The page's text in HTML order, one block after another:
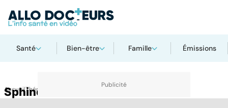
Santé Bien-être Famille Émissions
AccueilThématiques
Sphincter artificiel de vessie